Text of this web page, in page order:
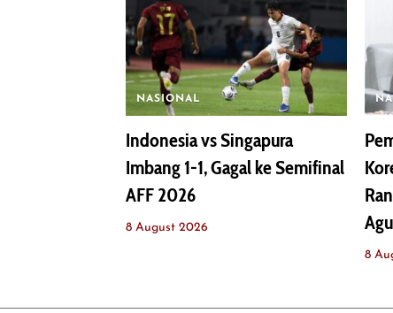
NASIONAL
Indonesia vs Singapura
Imbang 1-1, Gagal ke Semifinal
AFF 2026
8 August 2026
8